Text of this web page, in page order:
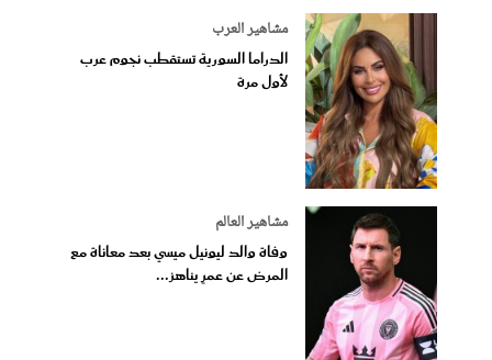
مشاهير العرب
الدراما السورية تستقطب نجوم عرب
لأول مرة
مشاهير العالم
وفاة والد ليونيل ميسي بعد معاناة مع
المرض عن عمرٍ يناهز...